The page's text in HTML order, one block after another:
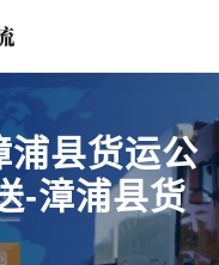
浦县货运公
-漳浦县货